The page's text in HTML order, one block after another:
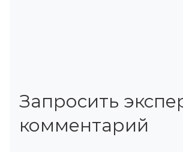
Запросить
комментарий